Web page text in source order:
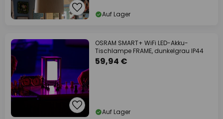
Auf Lager
OSRAM SMART+ WiFi LED-Akku-
Tischlampe FRAME, dunkelgrau IP44
59,94 €
Auf Lager